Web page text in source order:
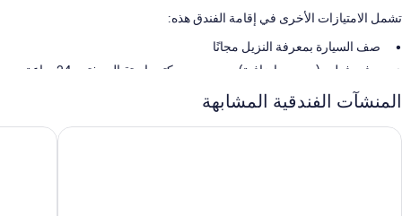
تشمل الامتيازات الأخرى في إقامة الفندق هذه:
صف السيارة بمعرفة النزيل مجانًا
بوفيه فطور (برسوم إضافية)، ومصعد، ومكتب استقبال مفتوح 24 ساعة
تخزين الأمتعة ولا يُسمَح بالتدخين
سمات الغرفة
المنشآت الفندقية المشابهة
تويوكو إن دايجو دونجسيونج رو براون